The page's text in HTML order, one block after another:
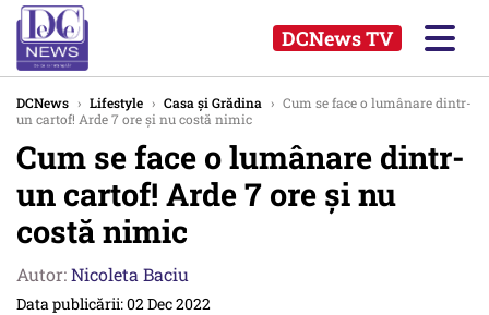
DCNews TV
DCNews › Lifestyle › Casa și Grădina › Cum se face o lumânare dintr-
un cartof! Arde 7 ore și nu costă nimic
Cum se face o lumânare dintr-
un cartof! Arde 7 ore și nu
costă nimic
Autor:Nicoleta Baciu
Data publicării: 02 Dec 2022